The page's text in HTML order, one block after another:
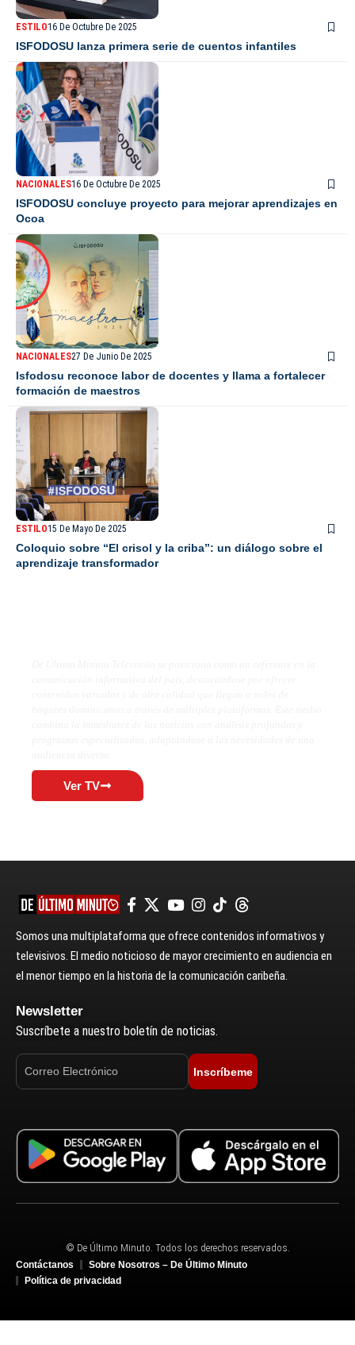
ESTILO16 De Octubre De 2025
ISFODOSU lanza primera serie de cuentos infantiles
NACIONALES16 De Octubre De 2025
ISFODOSU concluye proyecto para mejorar aprendizajes en
Ocoa
NACIONALES27 De Junio De 2025
Isfodosu reconoce labor de docentes y llama a fortalecer
formación de maestros
ESTILO15 De Mayo De 2025
Coloquio sobre “El crisol y la criba”: un diálogo sobre el
aprendizaje transformador
Ver TV
Somos una multiplataforma que ofrece contenidos informativos y
televisivos. El medio noticioso de mayor crecimiento en audiencia en
el menor tiempo en la historia de la comunicación caribeña.
Newsletter
Suscríbete a nuestro boletín de noticias.
Inscríbeme
© De Último Minuto. Todos los derechos reservados.
Contáctanos
Sobre Nosotros – De Último Minuto
Política de privacidad